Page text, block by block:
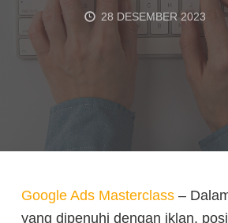
28 DESEMBER 2023
Google Ads Masterclass –
yang dipenuhi dengan iklan,